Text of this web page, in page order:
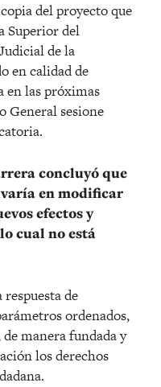
del proyecto que
Superior del
de la
en calidad de
en las próximas
General sesione
concluyó que
en modificar
efectos y
cual no está
de
ordenados,
manera fundada y
los derechos